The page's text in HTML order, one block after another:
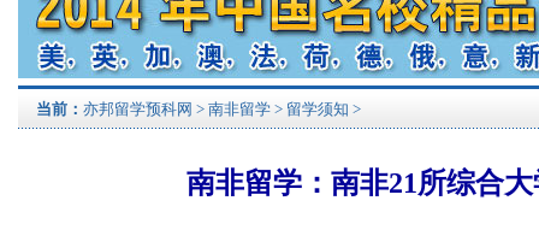
当前： 亦邦留学预科网 > 南非留学 > 留学须知 >
南非留学：南非21所综合